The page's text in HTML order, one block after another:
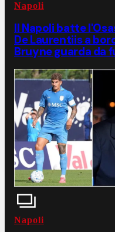
Napoli
Il Napoli batte
De Laurentiis a
Bruyne guarda da
Napoli